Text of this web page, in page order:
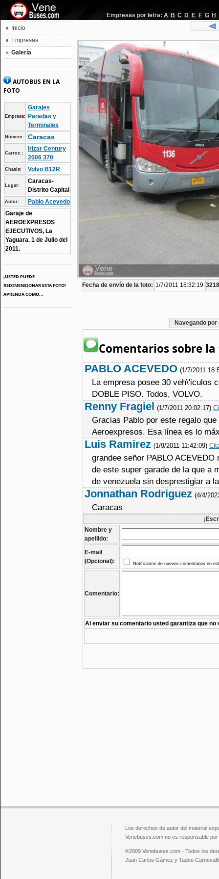
Empresas por letra: A B C D E F G H
Inicio
Empresas
Galería
AUTOBUS EN LA
FOTO
Empresa:
Garajes
Paradas y
Terminales
Número: Caracas
Carroc.:
Irizar Century
2006 370
Chasis: Volvo B12R
Lugar:
Caracas-
Distrito Capital
Autor:
Pablo Acevedo
Garaje de
AEROEXPRESOS
EJECUTIVOS, La
Yaguara. 1 de Julio del
2011.
¡USTED PUEDE
REDIMENSIONAR ESTA FOTO!
APRENDA COMO...
Fecha de envío de la foto: 1/7/2011 18:32:19
Navegando
Comentarios sobre
PABLO ACEVEDO (1/7/2011
La empresa posee 30 veh\'iculos
DOBLE PISO. Todos, VOLVO.
Renny Fragiel (1/7/2011 20:02:17)
Gracias Pablo por este regalo
Aeroexpresos. Esa línea es lo
Luis Ramirez (1/9/2011 11:42:09)
grandee señor PABLO
de este super garade de la que a
de venezuela sin desprestigiar a
Jonnathan Rodriguez (4/4/
Caracas
Nombre y
apellido:
E-mail
(Opcional):
Notificarme de nuevos comentarios en
Comentario:
Al enviar su comentario usted garantiza que no
Los derechos de autor del material
Venebuses.com no es responsable
©2009 Venebuses.com - Todos los
Juan Carlos Gámez y Tadeu Carnevalli